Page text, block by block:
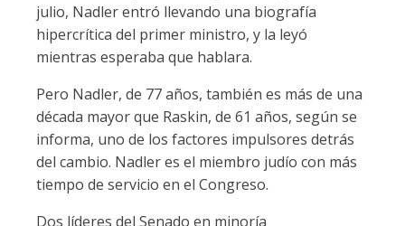
julio, Nadler entró llevando una biografía
hipercrítica del primer ministro, y la leyó
mientras esperaba que hablara.
Pero Nadler, de 77 años, también es más de una
década mayor que Raskin, de 61 años, según se
informa, uno de los factores impulsores detrás
del cambio. Nadler es el miembro judío con más
tiempo de servicio en el Congreso.
Dos líderes del Senado en minoría